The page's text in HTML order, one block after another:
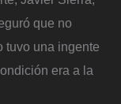
que no
tuvo una ingente
era a la